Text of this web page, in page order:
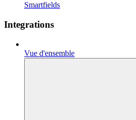
Smartfields
Integrations
Vue d'ensemble